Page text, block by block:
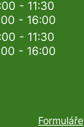
- 11:30
- 16:00
- 11:30
- 16:00
Formuláře